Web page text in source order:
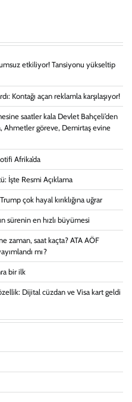
etkiliyor! Tansiyonu yükseltip
Kontağı açan reklamla karşılaşıyor!
saatler kala Devlet Bahçeli’den
Ahmetler göreve, Demirtaş evine
Afrika’da
İşte Resmi Açıklama
çok hayal kırıklığına uğrar
sürenin en hızlı büyümesi
zaman, saat kaçta? ATA AÖF
mı?
bir ilk
Dijital cüzdan ve Visa kart geldi